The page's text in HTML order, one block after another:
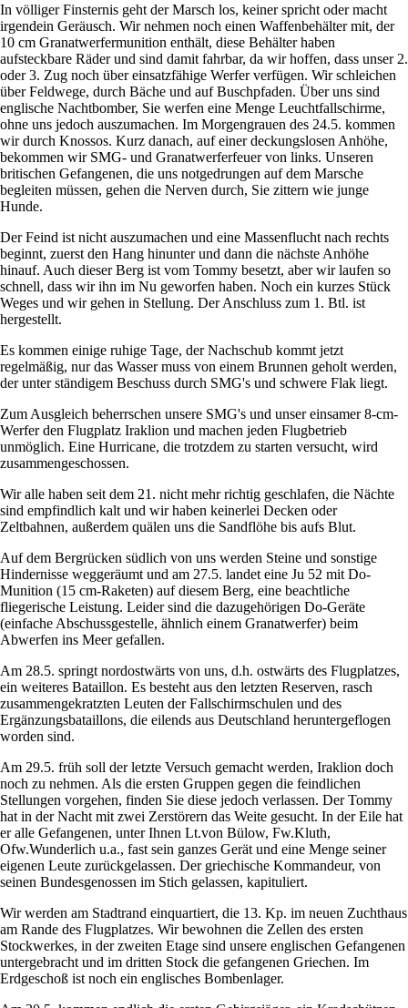
In völliger Finsternis geht der Marsch los, keiner spricht oder macht
irgendein Geräusch. Wir nehmen noch einen Waffenbehälter mit, der
10 cm Granatwerfermunition enthält, diese Behälter haben
aufsteckbare Räder und sind damit fahrbar, da wir hoffen, dass unser 2.
oder 3. Zug noch über einsatzfähige Werfer verfügen. Wir schleichen
über Feldwege, durch Bäche und auf Buschpfaden. Über uns sind
englische Nachtbomber, Sie werfen eine Menge Leuchtfallschirme,
ohne uns jedoch auszumachen. Im Morgengrauen des 24.5. kommen
wir durch Knossos. Kurz danach, auf einer deckungslosen Anhöhe,
bekommen wir SMG- und Granatwerferfeuer von links. Unseren
britischen Gefangenen, die uns notgedrungen auf dem Marsche
begleiten müssen, gehen die Nerven durch, Sie zittern wie junge
Hunde.
Der Feind ist nicht auszumachen und eine Massenflucht nach rechts
beginnt, zuerst den Hang hinunter und dann die nächste Anhöhe
hinauf. Auch dieser Berg ist vom Tommy besetzt, aber wir laufen so
schnell, dass wir ihn im Nu geworfen haben. Noch ein kurzes Stück
Weges und wir gehen in Stellung. Der Anschluss zum 1. Btl. ist
hergestellt.
Es kommen einige ruhige Tage, der Nachschub kommt jetzt
regelmäßig, nur das Wasser muss von einem Brunnen geholt werden,
der unter ständigem Beschuss durch SMG's und schwere Flak liegt.
Zum Ausgleich beherrschen unsere SMG's und unser einsamer 8-cm-
Werfer den Flugplatz Iraklion und machen jeden Flugbetrieb
unmöglich. Eine Hurricane, die trotzdem zu starten versucht, wird
zusammengeschossen.
Wir alle haben seit dem 21. nicht mehr richtig geschlafen, die Nächte
sind empfindlich kalt und wir haben keinerlei Decken oder
Zeltbahnen, außerdem quälen uns die Sandflöhe bis aufs Blut.
Auf dem Bergrücken südlich von uns werden Steine und sonstige
Hindernisse weggeräumt und am 27.5. landet eine Ju 52 mit Do-
Munition (15 cm-Raketen) auf diesem Berg, eine beachtliche
fliegerische Leistung. Leider sind die dazugehörigen Do-Geräte
(einfache Abschussgestelle, ähnlich einem Granatwerfer) beim
Abwerfen ins Meer gefallen.
Am 28.5. springt nordostwärts von uns, d.h. ostwärts des Flugplatzes,
ein weiteres Bataillon. Es besteht aus den letzten Reserven, rasch
zusammengekratzten Leuten der Fallschirmschulen und des
Ergänzungsbataillons, die eilends aus Deutschland heruntergeflogen
worden sind.
Am 29.5. früh soll der letzte Versuch gemacht werden, Iraklion doch
noch zu nehmen. Als die ersten Gruppen gegen die feindlichen
Stellungen vorgehen, finden Sie diese jedoch verlassen. Der Tommy
hat in der Nacht mit zwei Zerstörern das Weite gesucht. In der Eile hat
er alle Gefangenen, unter Ihnen Lt.von Bülow, Fw.Kluth,
Ofw.Wunderlich u.a., fast sein ganzes Gerät und eine Menge seiner
eigenen Leute zurückgelassen. Der griechische Kommandeur, von
seinen Bundesgenossen im Stich gelassen, kapituliert.
Wir werden am Stadtrand einquartiert, die 13. Kp. im neuen Zuchthaus
am Rande des Flugplatzes. Wir bewohnen die Zellen des ersten
Stockwerkes, in der zweiten Etage sind unsere englischen Gefangenen
untergebracht und im dritten Stock die gefangenen Griechen. Im
Erdgeschoß ist noch ein englisches Bombenlager.